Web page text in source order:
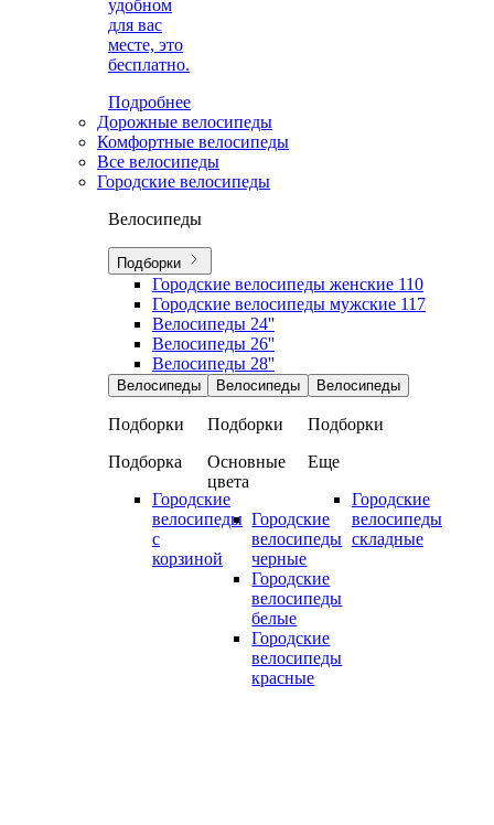
удобном
для вас
месте, это
бесплатно.
Подробнее
Дорожные велосипеды
Комфортные велосипеды
Все велосипеды
Городские велосипеды
Велосипеды
Подборки
Городские велосипеды женские 110
Городские велосипеды мужские 117
Велосипеды 24''
Велосипеды 26''
Велосипеды 28''
Велосипеды
Подборки
Подборка
Городские
велосипеды
с
корзиной
Велосипеды
Подборки
Основные
цвета
Городские
велосипеды
черные
Городские
велосипеды
белые
Городские
велосипеды
красные
Велосипеды
Подборки
Еще
Городские
велосипеды
складные